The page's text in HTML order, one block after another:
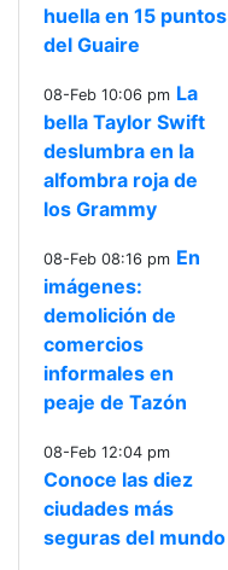
huella en 15 puntos
del Guaire
08-Feb 10:06 pm La
bella Taylor Swift
deslumbra en la
alfombra roja de
los Grammy
08-Feb 08:16 pm En
imágenes:
demolición de
comercios
informales en
peaje de Tazón
08-Feb 12:04 pm
Conoce las diez
ciudades más
seguras del mundo